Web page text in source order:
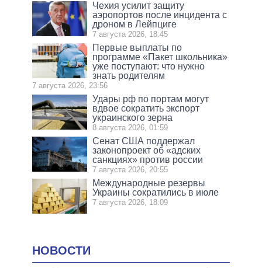
Чехия усилит защиту
аэропортов после инцидента с
дроном в Лейпциге
7 августа 2026, 18:45
Первые выплаты по
программе «Пакет школьника»
уже поступают: что нужно
знать родителям
7 августа 2026, 23:56
Удары рф по портам могут
вдвое сократить экспорт
украинского зерна
8 августа 2026, 01:59
Сенат США поддержал
законопроект об «адских
санкциях» против россии
7 августа 2026, 20:55
Международные резервы
Украины сократились в июле
7 августа 2026, 18:09
НОВОСТИ